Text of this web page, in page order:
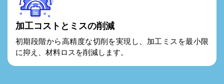
加工コストとミスの削減
初期段階から高精度な切削を実現し、加工ミスを最小限
に抑え、材料ロスを削減します。